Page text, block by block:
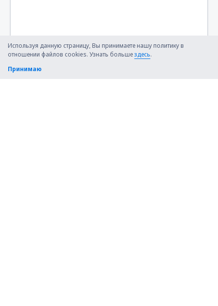
Используя данную страницу, Вы принимаете нашу политику в
отношении файлов cookies. Узнать большездесь.
Принимаю